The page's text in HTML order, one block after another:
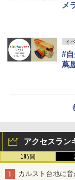
メ
イ
#
蔦
アクセスラン
1時間
カルスト台地に